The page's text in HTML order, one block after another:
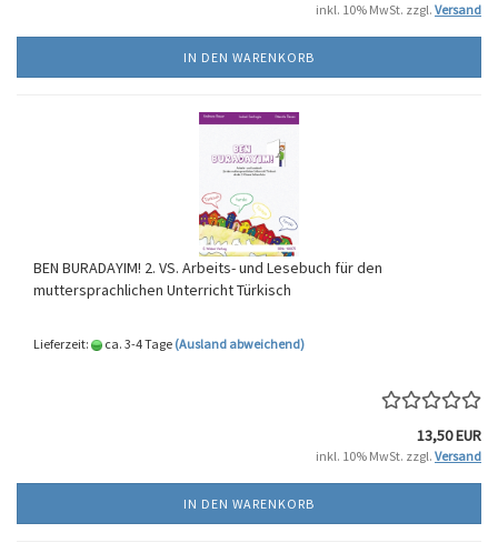
inkl. 10% MwSt. zzgl. Versand
IN DEN WARENKORB
BEN BURADAYIM! 2. VS. Arbeits- und Lesebuch für den
muttersprachlichen Unterricht Türkisch
Lieferzeit: ca. 3-4 Tage (Ausland abweichend)
13,50 EUR
inkl. 10% MwSt. zzgl. Versand
IN DEN WARENKORB